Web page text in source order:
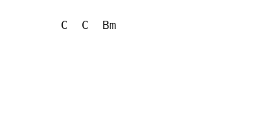
C  C  Bm